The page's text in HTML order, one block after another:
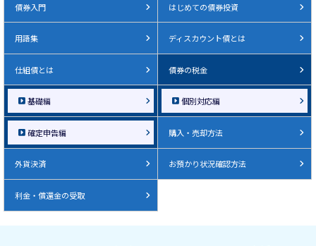
債券入門 はじめての債券投資
用語集 ディスカウント債とは
仕組債とは 債券の税金
基礎編 個別対応編
確定申告編 購入・売却方法
外貨決済 お預かり状況確認方法
利金・償還金の受取